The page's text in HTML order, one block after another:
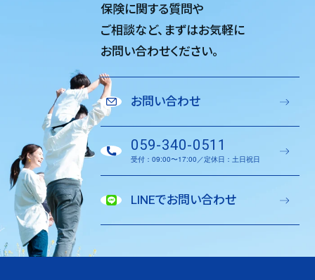
保険に関する質問や
ご相談など、 まずはお気軽に
お問い合わせください。
お問い合わせ
059-340-0511
受付：09:00〜17:00／定休日：土日祝日
LINEでお問い合わせ